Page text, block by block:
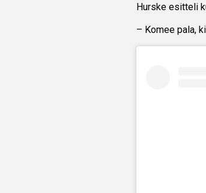
Hurske esitteli
– Komee pala,